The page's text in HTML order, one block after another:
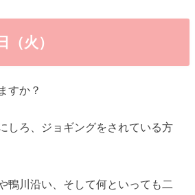
（火）
すか？
しろ、ジョギングをされている方
鴨川沿い、そして何といっても二